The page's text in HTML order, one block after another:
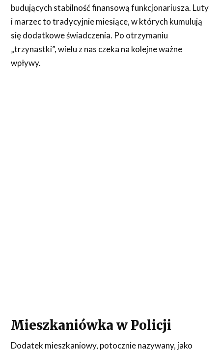
budujących stabilność finansową funkcjonariusza. Luty
i marzec to tradycyjnie miesiące, w których kumulują
się dodatkowe świadczenia. Po otrzymaniu
„trzynastki”, wielu z nas czeka na kolejne ważne
wpływy.
Mieszkaniówka w Policji
Dodatek mieszkaniowy, potocznie nazywany, jako